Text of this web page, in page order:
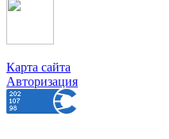
Карта сайта
Авторизация